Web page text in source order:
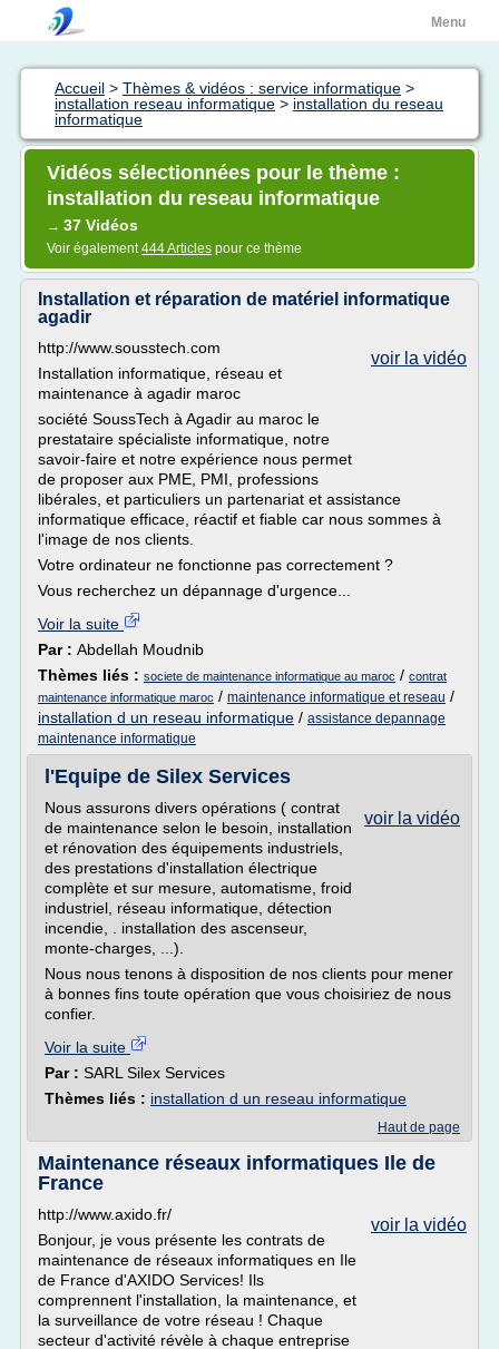
Menu
Accueil > Thèmes & vidéos : service informatique >
installation reseau informatique > installation du reseau
informatique
Vidéos sélectionnées pour le thème :
installation du reseau informatique
→ 37 Vidéos
Voir également444 Articles pour ce thème
Installation et réparation de matériel informatique
agadir
voir la vidéo
http://www.sousstech.com
Installation informatique, réseau et
maintenance à agadir maroc
société SoussTech à Agadir au maroc le
prestataire spécialiste informatique, notre
savoir-faire et notre expérience nous permet
de proposer aux PME, PMI, professions
libérales, et particuliers un partenariat et assistance
informatique efficace, réactif et fiable car nous sommes à
l'image de nos clients.
Votre ordinateur ne fonctionne pas correctement ?
Vous recherchez un dépannage d'urgence...
Voir la suite
Par : Abdellah Moudnib
Thèmes liés : societe de maintenance informatique au maroc / contrat
maintenance informatique maroc / maintenance informatique et reseau /
installation d un reseau informatique / assistance depannage
maintenance informatique
l'Equipe de Silex Services
voir la vidéo
Nous assurons divers opérations ( contrat
de maintenance selon le besoin, installation
et rénovation des équipements industriels,
des prestations d'installation électrique
complète et sur mesure, automatisme, froid
industriel, réseau informatique, détection
incendie, . installation des ascenseur,
monte-charges, ...).
Nous nous tenons à disposition de nos clients pour mener
à bonnes fins toute opération que vous choisiriez de nous
confier.
Voir la suite
Par : SARL Silex Services
Thèmes liés : installation d un reseau informatique
Haut de page
Maintenance réseaux informatiques Ile de
France
voir la vidéo
http://www.axido.fr/
Bonjour, je vous présente les contrats de
maintenance de réseaux informatiques en Ile
de France d'AXIDO Services! Ils
comprennent l'installation, la maintenance, et
la surveillance de votre réseau ! Chaque
secteur d'activité révèle à chaque entreprise